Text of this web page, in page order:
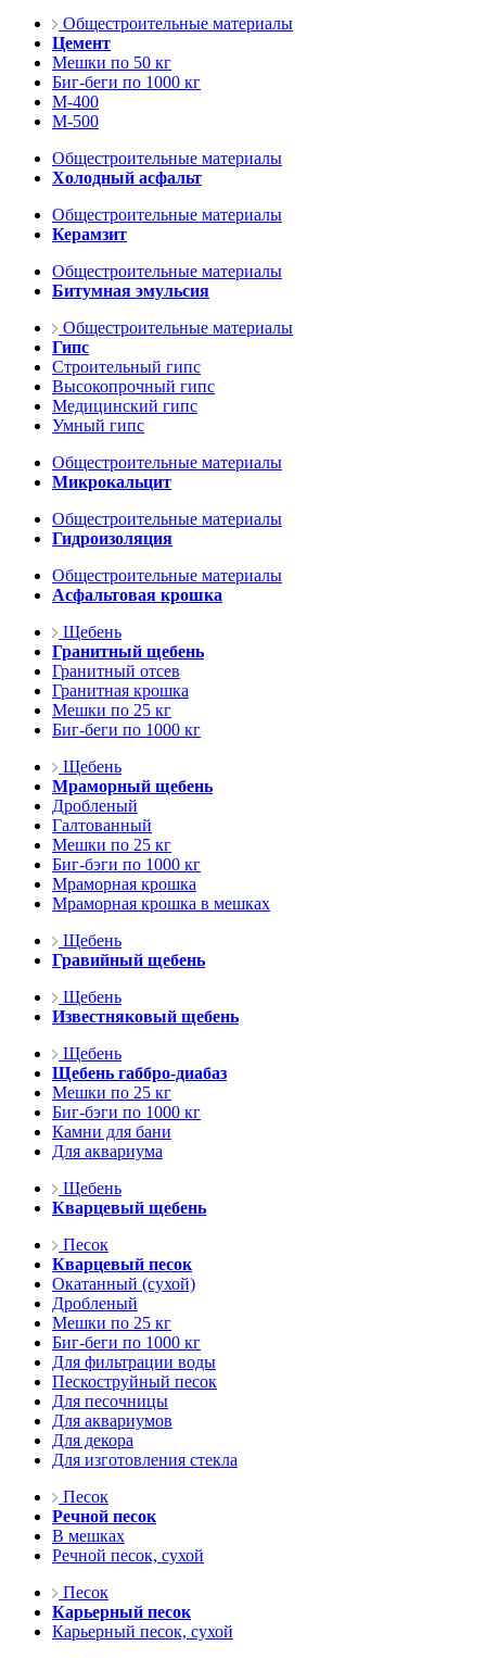
Общестроительные материалы
Цемент
Мешки по 50 кг
Биг-беги по 1000 кг
М-400
М-500
Общестроительные материалы
Холодный асфальт
Общестроительные материалы
Керамзит
Общестроительные материалы
Битумная эмульсия
Общестроительные материалы
Гипс
Строительный гипс
Высокопрочный гипс
Медицинский гипс
Умный гипс
Общестроительные материалы
Микрокальцит
Общестроительные материалы
Гидроизоляция
Общестроительные материалы
Асфальтовая крошка
Щебень
Гранитный щебень
Гранитный отсев
Гранитная крошка
Мешки по 25 кг
Биг-беги по 1000 кг
Щебень
Мраморный щебень
Дробленый
Галтованный
Мешки по 25 кг
Биг-бэги по 1000 кг
Мраморная крошка
Мраморная крошка в мешках
Щебень
Гравийный щебень
Щебень
Известняковый щебень
Щебень
Щебень габбро-диабаз
Мешки по 25 кг
Биг-бэги по 1000 кг
Камни для бани
Для аквариума
Щебень
Кварцевый щебень
Песок
Кварцевый песок
Окатанный (сухой)
Дробленый
Мешки по 25 кг
Биг-беги по 1000 кг
Для фильтрации воды
Пескоструйный песок
Для песочницы
Для аквариумов
Для декора
Для изготовления стекла
Песок
Речной песок
В мешках
Речной песок, сухой
Песок
Карьерный песок
Карьерный песок, сухой